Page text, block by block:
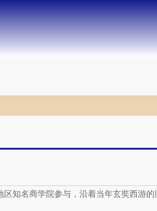
知名商学院参与，沿着当年玄奘西游